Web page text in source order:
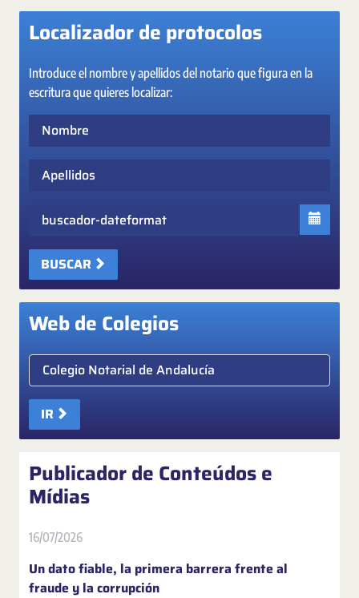
Localizador de protocolos
Introduce el nombre y apellidos del notario que figura en la
escritura que quieres localizar:
Apellidos
Fecha
BUSCAR
Web de Colegios
Elige colegio notarial
IR
Publicador de Conteúdos e
Mídias
16/07/2026
Un dato fiable, la primera barrera frente al
fraude y la corrupción